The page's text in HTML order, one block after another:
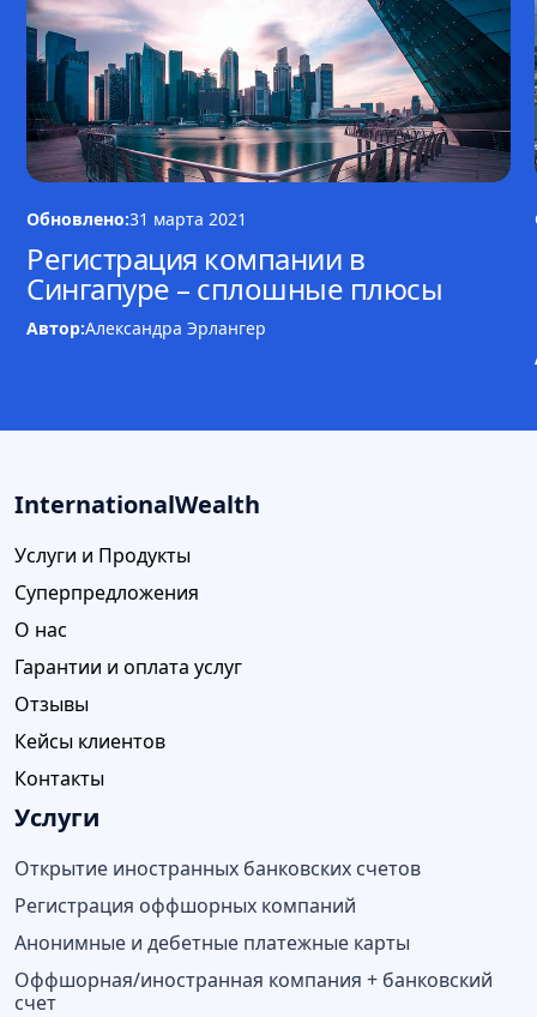
Обновлено:31 марта 2021
Регистрация компании в
Сингапуре – сплошные плюсы
Автор:Александра Эрлангер
InternationalWealth
Услуги и Продукты
Суперпредложения
О нас
Гарантии и оплата услуг
Отзывы
Кейсы клиентов
Контакты
Услуги
Открытие иностранных банковских счетов
Регистрация оффшорных компаний
Анонимные и дебетные платежные карты
Оффшорная/иностранная компания + банковский
счет